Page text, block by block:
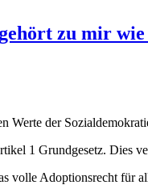
zu mir
der
1 Grundgesetz. Dies
volle Adoptionsrecht für